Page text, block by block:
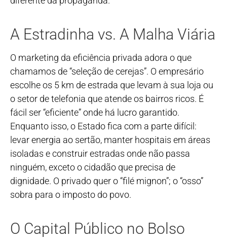
A Estradinha vs. A Malha Viária
O marketing da eficiência privada adora o que
chamamos de “seleção de cerejas”. O empresário
escolhe os 5 km de estrada que levam à sua loja ou
o setor de telefonia que atende os bairros ricos. É
fácil ser “eficiente” onde há lucro garantido.
Enquanto isso, o Estado fica com a parte difícil:
levar energia ao sertão, manter hospitais em áreas
isoladas e construir estradas onde não passa
ninguém, exceto o cidadão que precisa de
dignidade. O privado quer o “filé mignon”; o “osso”
sobra para o imposto do povo.
O Capital Público no Bolso